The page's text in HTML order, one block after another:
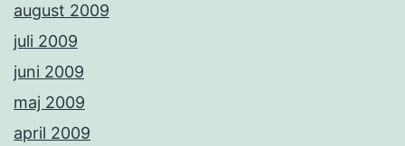
august 2009
juli 2009
juni 2009
maj 2009
april 2009